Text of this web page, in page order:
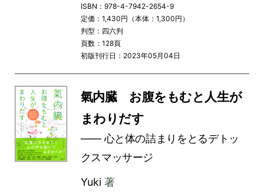
ISBN：978-4-7942-2654-9
定価：1,430円（本体：1,300円）
判型：四六判
頁数：128頁
初版刊行日：2023年05月04日
氣内臓 お腹をもむと人生が
まわりだす
―― 心と体の詰まりをとるデトッ
クスマッサージ
Yuki 著